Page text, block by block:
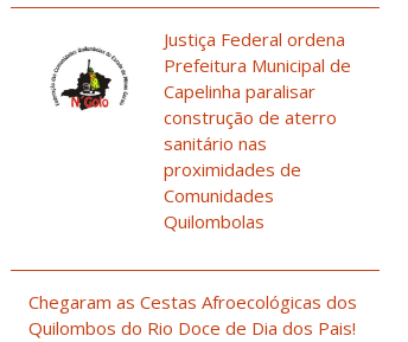
Justiça Federal ordena
Prefeitura Municipal de
Capelinha paralisar
construção de aterro
sanitário nas
proximidades de
Comunidades
Quilombolas
Chegaram as Cestas Afroecológicas dos
Quilombos do Rio Doce de Dia dos Pais!